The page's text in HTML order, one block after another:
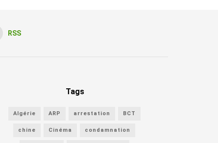
RSS
Tags
Algérie ARP arrestation BCT
chine Cinéma condamnation